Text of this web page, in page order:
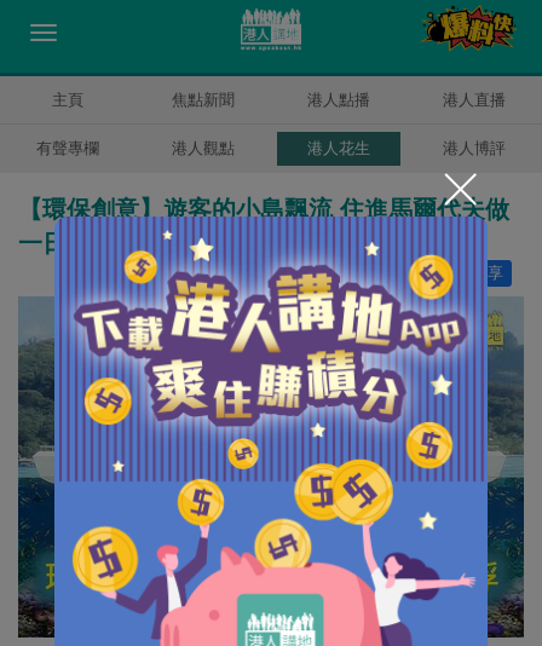
主頁 焦點新聞 港人點播 港人直播
有聲專欄 港人觀點 港人花生 港人博評
【環保創意】遊客的小島飄流 住進馬爾代夫做
一日島主
分享
讚好 0